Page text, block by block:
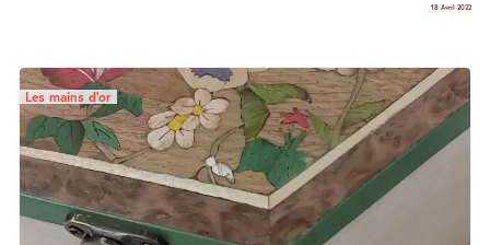
18 Avril 2022
Les mains d’or